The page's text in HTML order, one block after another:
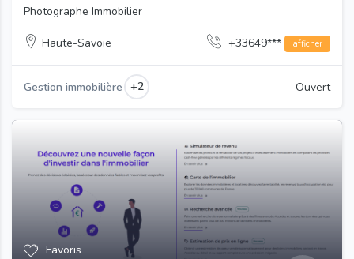
Photographe Immobilier
Haute-Savoie +33649*** afficher
Gestion immobilière +2 Ouvert
Favoris